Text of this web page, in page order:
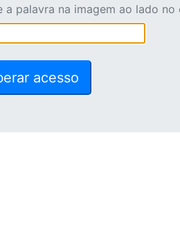
a palavra na imagem ao lado no